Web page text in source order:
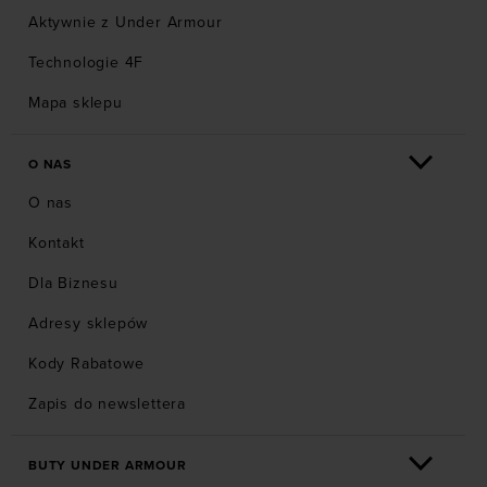
Aktywnie z Under Armour
Technologie 4F
Mapa sklepu
O NAS
O nas
Kontakt
Dla Biznesu
Adresy sklepów
Kody Rabatowe
Zapis do newslettera
BUTY UNDER ARMOUR